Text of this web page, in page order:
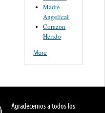
Madre
Angelical
Corazon
Herido
More
Agradecemos a todos los